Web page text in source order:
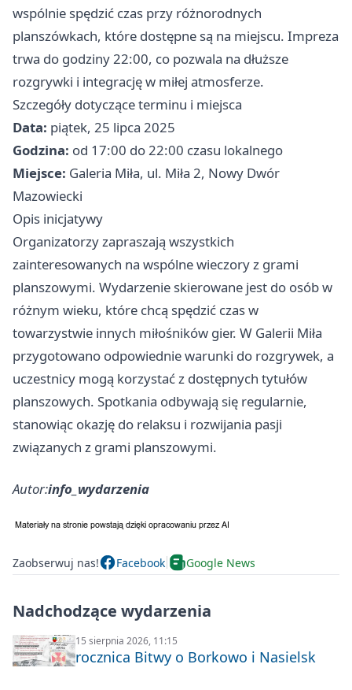
wspólnie spędzić czas przy różnorodnych
planszówkach, które dostępne są na miejscu. Impreza
trwa do godziny 22:00, co pozwala na dłuższe
rozgrywki i integrację w miłej atmosferze.
Szczegóły dotyczące terminu i miejsca
Data: piątek, 25 lipca 2025
Godzina: od 17:00 do 22:00 czasu lokalnego
Miejsce: Galeria Miła, ul. Miła 2, Nowy Dwór
Mazowiecki
Opis inicjatywy
Organizatorzy zapraszają wszystkich
zainteresowanych na wspólne wieczory z grami
planszowymi. Wydarzenie skierowane jest do osób w
różnym wieku, które chcą spędzić czas w
towarzystwie innych miłośników gier. W Galerii Miła
przygotowano odpowiednie warunki do rozgrywek, a
uczestnicy mogą korzystać z dostępnych tytułów
planszowych. Spotkania odbywają się regularnie,
stanowiąc okazję do relaksu i rozwijania pasji
związanych z grami planszowymi.
Autor:info_wydarzenia
Zaobserwuj nas! Facebook Google News
Nadchodzące wydarzenia
15 sierpnia 2026, 11:15
rocznica Bitwy o Borkowo i Nasielsk